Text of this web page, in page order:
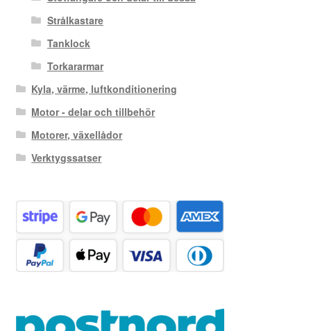
Strålkastare
Tanklock
Torkararmar
Kyla, värme, luftkonditionering
Motor - delar och tillbehör
Motorer, växellådor
Verktygssatser